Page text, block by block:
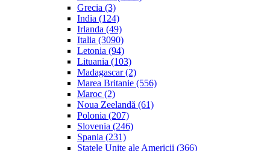
Grecia (3)
India (124)
Irlanda (49)
Italia (3090)
Letonia (94)
Lituania (103)
Madagascar (2)
Marea Britanie (556)
Maroc (2)
Noua Zeelandă (61)
Polonia (207)
Slovenia (246)
Spania (231)
Statele Unite ale Americii (366)